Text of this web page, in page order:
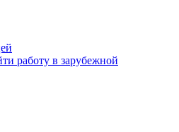
работу в зарубежной